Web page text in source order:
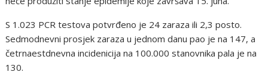
S 1.023 PCR testova potvrđeno je 24 zaraza ili 2,3 posto.
Sedmodnevni prosjek zaraza u jednom danu pao je na 147, a
četrnaestdnevna incidenicija na 100.000 stanovnika pala je na
130.